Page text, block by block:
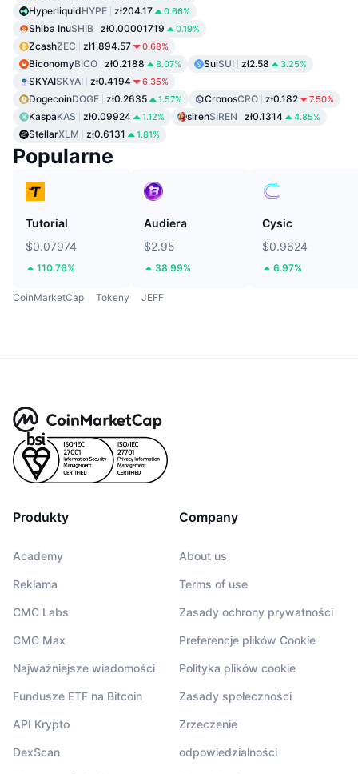
HyperliquidHYPE zł204.17 0.66%
Shiba InuSHIB zł0.00001719 0.19%
ZcashZEC zł1,894.57 0.68%
BiconomyBICO zł0.2188 8.07% SuiSUI zł2.58 3.25%
SKYAISKYAI zł0.4194 6.35%
DogecoinDOGE zł0.2635 1.57% CronosCRO zł0.182 7.50%
KaspaKAS zł0.09924 1.12% sirenSIREN zł0.1314 4.85%
StellarXLM zł0.6131 1.81%
Popularne
Tutorial
$0.07974
110.76%
Audiera
$2.95
38.99%
Cysic
$0.9624
6.97%
CoinMarketCap Tokeny JEFF
Produkty
Academy
Reklama
CMC Labs
CMC Max
Najważniejsze wiadomości
Fundusze ETF na Bitcoin
API Krypto
DexScan
Company
About us
Terms of use
Zasady ochrony prywatności
Preferencje plików Cookie
Polityka plików cookie
Zasady społeczności
Zrzeczenie
odpowiedzialności